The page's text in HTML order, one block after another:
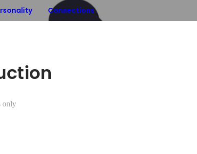
Connections
only